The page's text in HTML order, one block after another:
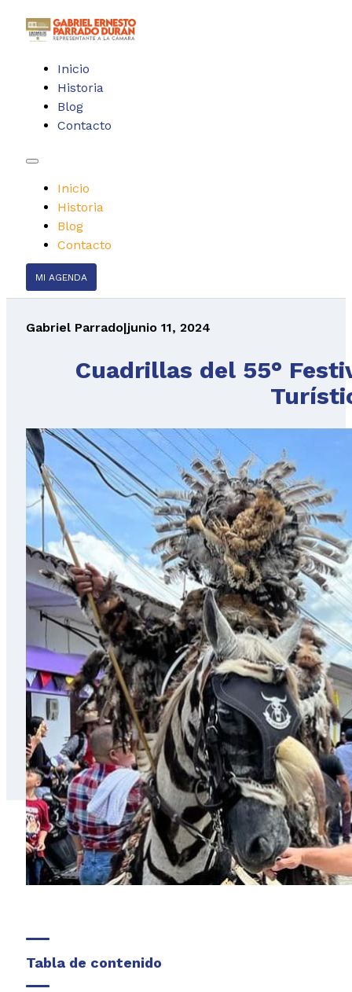
Inicio
Historia
Blog
Contacto
Inicio
Historia
Blog
Contacto
MI AGENDA
Gabriel Parrado|junio 11, 2024
Cuadrillas del 55°
Tabla de contenido